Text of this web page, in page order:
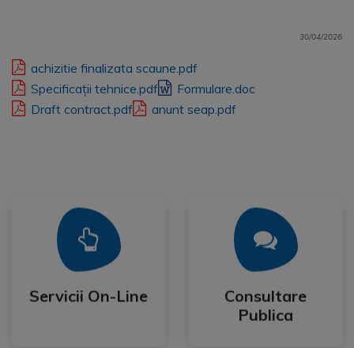
30/04/2026
achizitie finalizata scaune.pdf
Specificații tehnice.pdf
Formulare.doc
Draft contract.pdf
anunt seap.pdf
Servicii On-Line
Servicii On-Line
Mai Mult
Consultare
Publica
Consultare
Publica
Mai Mult